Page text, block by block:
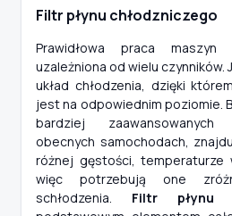
Filtr płynu chłodzniczego
Prawidłowa praca maszyn
uzależniona od wielu czynników.
układ chłodzenia, dzięki
jest na odpowiednim poziomie.
bardziej
obecnych samochodach,
różnej gęstości, temperaturze
więc potrzebują one
schłodzenia. Filtr płynu